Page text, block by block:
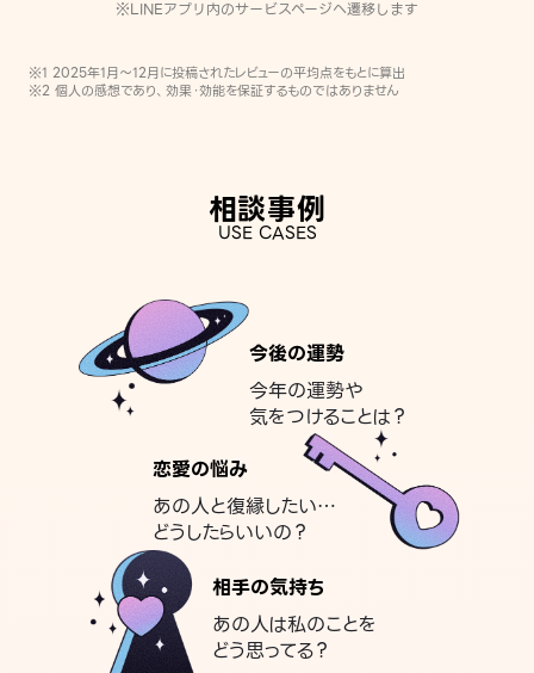
※LINEアプリ内のサービスページへ遷移します
※1 2025年1月〜12月に投稿されたレビューの平均点をもとに算出
※2 個人の感想であり、効果・効能を保証するものではありません
相談事例
USE CASES
今後の運勢
今年の運勢や
気をつけることは？
恋愛の悩み
あの人と復縁したい…
どうしたらいいの？
相手の気持ち
あの人は私のことを
どう思ってる？